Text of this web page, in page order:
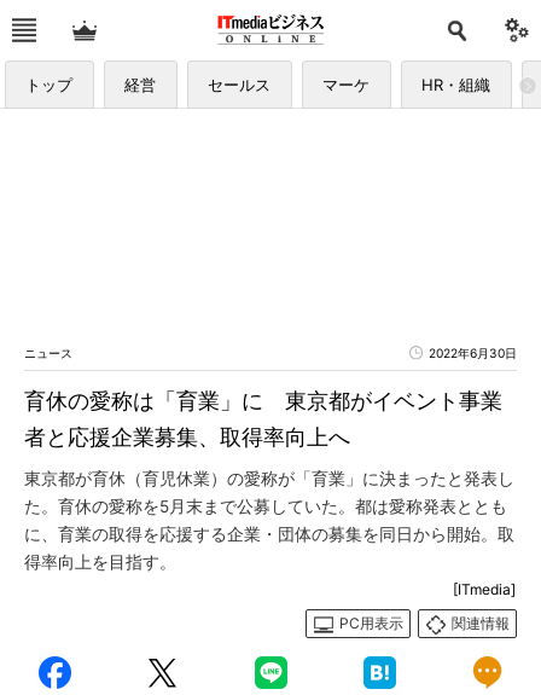
トップ 経営 セールス マーケ HR・組織
ニュース 2022年6月30日
育休の愛称は「育業」に 東京都がイベント事業
者と応援企業募集、取得率向上へ
東京都が育休（育児休業）の愛称が「育業」に決まったと発表し
た。育休の愛称を5月末まで公募していた。都は愛称発表ととも
に、育業の取得を応援する企業・団体の募集を同日から開始。取
得率向上を目指す。
[ITmedia]
PC用表示
関連情報